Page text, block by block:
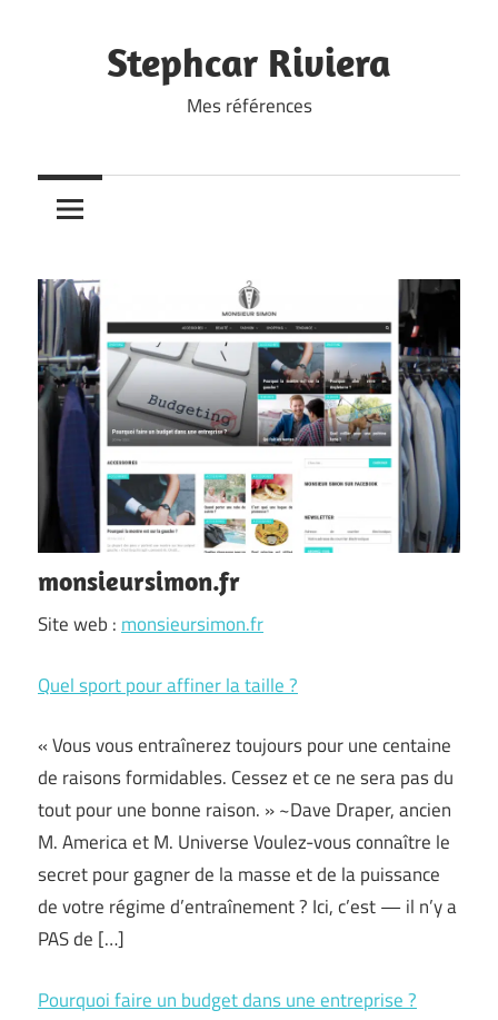
Stephcar Riviera
Mes références
monsieursimon.fr
Site web : monsieursimon.fr
Quel sport pour affiner la taille ?
« Vous vous entraînerez toujours pour une centaine
de raisons formidables. Cessez et ce ne sera pas du
tout pour une bonne raison. » ~Dave Draper, ancien
M. America et M. Universe Voulez-vous connaître le
secret pour gagner de la masse et de la puissance
de votre régime d’entraînement ? Ici, c’est — il n’y a
PAS de […]
Pourquoi faire un budget dans une entreprise ?